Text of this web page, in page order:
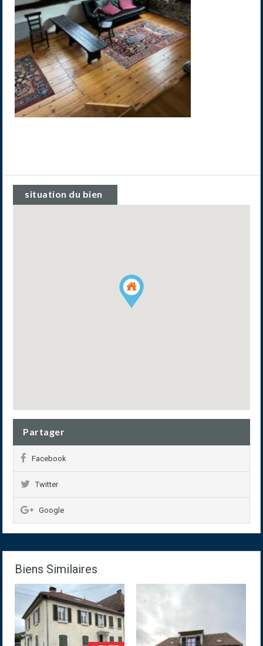
situation du bien
Partager
Facebook
Twitter
Google
Biens Similaires